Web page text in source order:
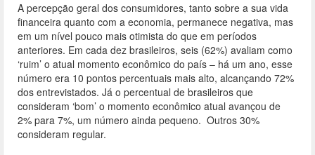
A percepção geral dos consumidores, tanto sobre a sua vida
financeira quanto com a economia, permanece negativa, mas
em um nível pouco mais otimista do que em períodos
anteriores. Em cada dez brasileiros, seis (62%) avaliam como
‘ruim’ o atual momento econômico do país – há um ano, esse
número era 10 pontos percentuais mais alto, alcançando 72%
dos entrevistados. Já o percentual de brasileiros que
consideram ‘bom’ o momento econômico atual avançou de
2% para 7%, um número ainda pequeno. Outros 30%
consideram regular.